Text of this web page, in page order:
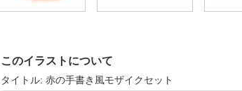
このイラストについて
タイトル: 赤の手書き風モザイクセット